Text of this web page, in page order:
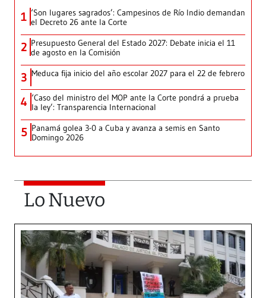
1 ‘Son lugares sagrados’: Campesinos de Río Indio demandan
el Decreto 26 ante la Corte
2 Presupuesto General del Estado 2027: Debate inicia el 11
de agosto en la Comisión
3 Meduca fija inicio del año escolar 2027 para el 22 de febrero
4 ‘Caso del ministro del MOP ante la Corte pondrá a prueba
la ley’: Transparencia Internacional
5 Panamá golea 3-0 a Cuba y avanza a semis en Santo
Domingo 2026
Lo Nuevo